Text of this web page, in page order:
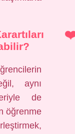
aynı
de
öğrenme